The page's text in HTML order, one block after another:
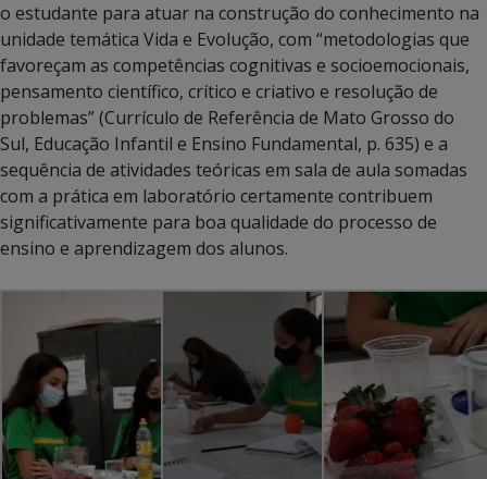
o estudante para atuar na construção do conhecimento na
unidade temática Vida e Evolução, com “metodologias que
favoreçam as competências cognitivas e socioemocionais,
pensamento científico, crítico e criativo e resolução de
problemas” (Currículo de Referência de Mato Grosso do
Sul, Educação Infantil e Ensino Fundamental, p. 635) e a
sequência de atividades teóricas em sala de aula somadas
com a prática em laboratório certamente contribuem
significativamente para boa qualidade do processo de
ensino e aprendizagem dos alunos.